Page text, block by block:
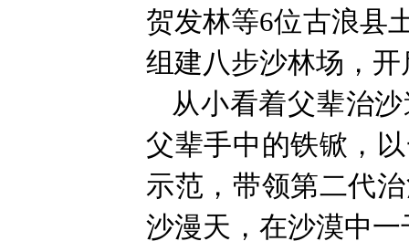
贺发林等6位古浪县
组建八步沙林场，
从小看着父辈治
父辈手中的铁锨，
示范，带领第二代
沙漫天，在沙漠中